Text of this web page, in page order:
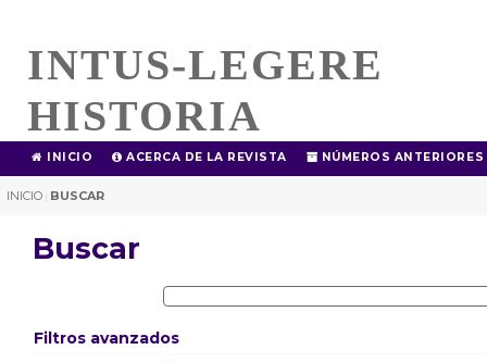
INTUS-LEGERE
HISTORIA
INICIO ACERCA DE LA REVISTA NÚMEROS ANTERIORES
INICIO | BUSCAR
Buscar
Filtros avanzados